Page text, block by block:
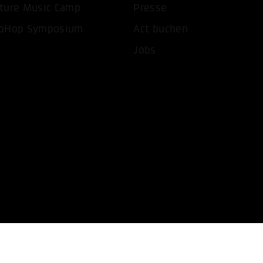
Music Camp
Symposium
Presse
Act buchen
Jobs